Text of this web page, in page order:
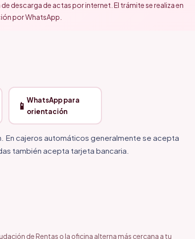
descarga de actas por internet. El trámite se realiza en
por WhatsApp.
📱 WhatsApp para
orientación
En cajeros automáticos generalmente se acepta
también acepta tarjeta bancaria.
de Rentas o la oficina alterna más cercana a tu